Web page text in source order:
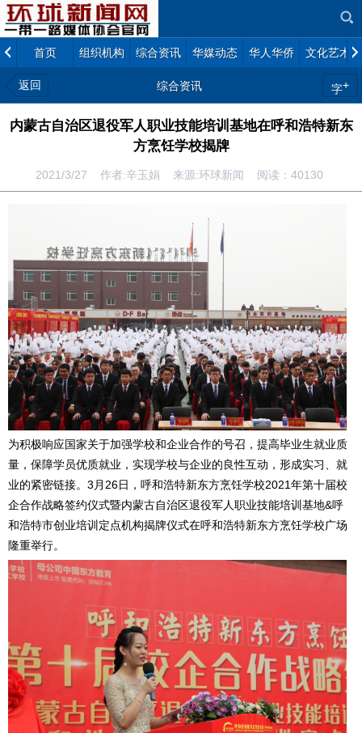
首页 组织机构 综合资讯 华媒动态 华人华侨 文化艺术
返回 综合资讯 字+
内蒙古自治区退役军人职业技能培训基地在呼和浩特新东
方烹饪学校揭牌
2021/3/27 作者:辛玉娟 来源:环球新闻 阅读： 40130
为积极响应国家关于加强学校和企业合作的号召，提高毕业生就业质
量，保障学员优质就业，实现学校与企业的良性互动，形成实习、就
业的紧密链接。3月26日，呼和浩特新东方烹饪学校2021年第十届校
企合作战略签约仪式暨内蒙古自治区退役军人职业技能培训基地&呼
和浩特市创业培训定点机构揭牌仪式在呼和浩特新东方烹饪学校广场
隆重举行。